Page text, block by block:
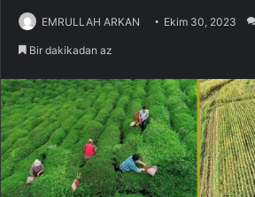
EMRULLAH ARKAN Ekim 30, 2023
Bir dakikadan az